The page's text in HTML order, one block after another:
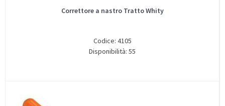
Correttore a nastro Tratto Whity
Codice: 4105
Disponibilità: 55